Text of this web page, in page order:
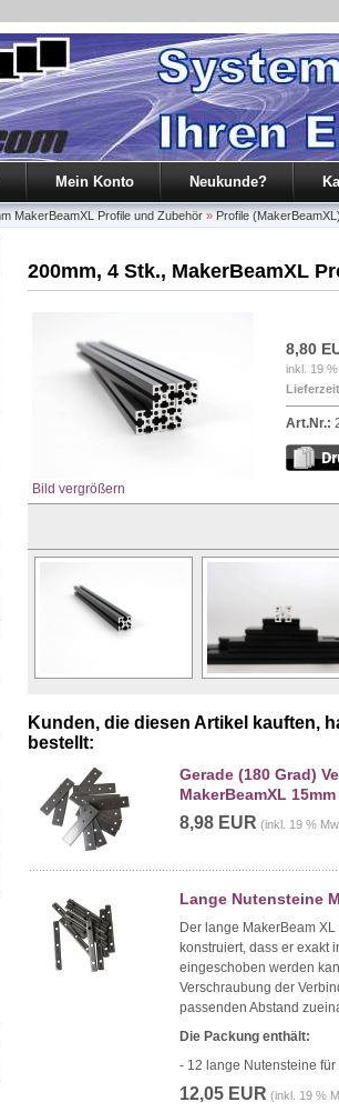
Mein Konto Neukunde?
MakerBeamXL Profile und Zubehör » Profile (MakerBeamXL)
200mm, 4 Stk., MakerBeamXL
Bild vergrößern
8,80
inkl. 19
Art.Nr.:
Kunden, die diesen Artikel kauften,
bestellt:
Gerade (180 Grad)
MakerBeamXL
8,98 EUR (inkl. 19 %
Lange Nutensteine
Der lange MakerBeam
konstruiert, dass er exakt
eingeschoben werden
Verschraubung der
passenden Abstand
Die Packung enthält:
- 12 lange Nutensteine
12,05 EUR (inkl. 19 %